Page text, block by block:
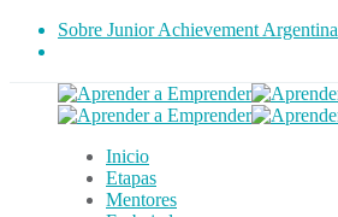
Sobre Junior Achievement Argentina
Inicio
Etapas
Mentores